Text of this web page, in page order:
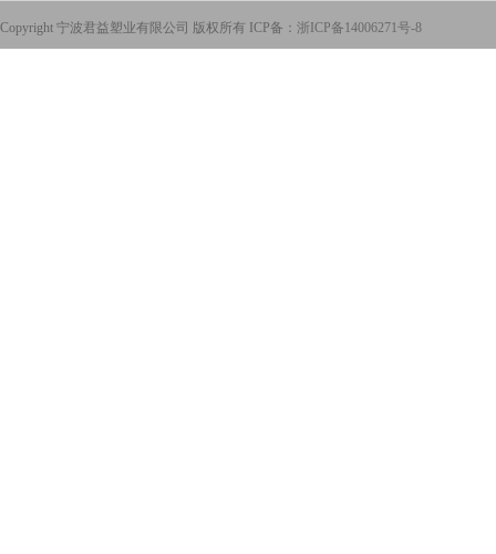
Copyright 宁波君益塑业有限公司 版权所有 ICP备： 浙ICP备14006271号-8